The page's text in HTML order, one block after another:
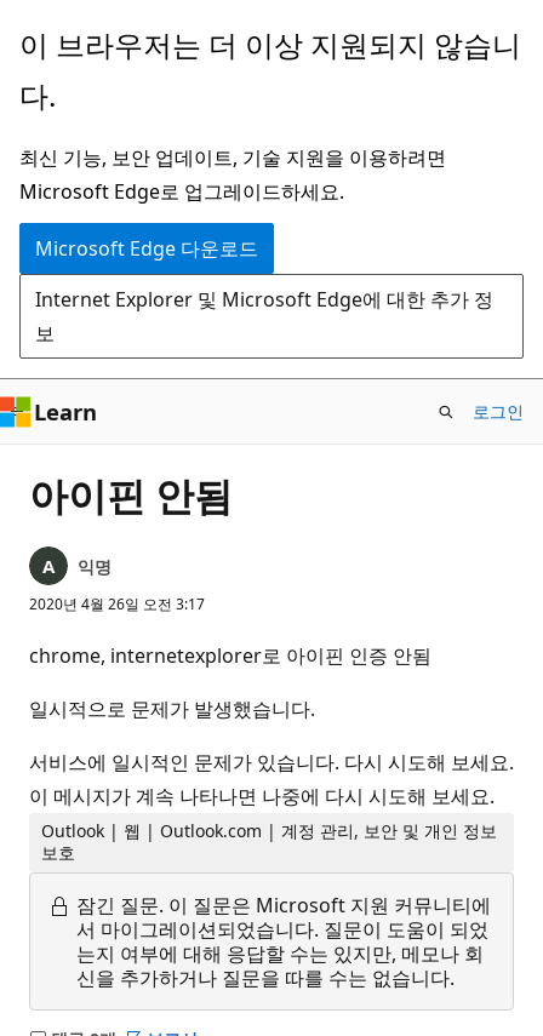
주
콘
츠
로
건
너
뛰
기
이 브라우저는 더 이상 지원되지 않습니
다.
최신 기능, 보안 업데이트, 기술 지원을 이용하려면
Microsoft Edge로 업그레이드하세요.
Microsoft Edge 다운로드
Internet Explorer 및 Microsoft Edge에 대한 추가 정
보
Learn 로그인
아이핀 안됨
익명
2020년 4월 26일 오전 3:17
chrome, internetexplorer로 아이핀 인증 안됨
일시적으로 문제가 발생했습니다.
서비스에 일시적인 문제가 있습니다. 다시 시도해 보세요.
이 메시지가 계속 나타나면 나중에 다시 시도해 보세요.
Outlook | 웹 | Outlook.com | 계정 관리, 보안 및 개인 정보
보호
잠긴 질문. 이 질문은 Microsoft 지원 커뮤니티에
서 마이그레이션되었습니다. 질문이 도움이 되었
는지 여부에 대해 응답할 수는 있지만, 메모나 회
신을 추가하거나 질문을 따를 수는 없습니다.